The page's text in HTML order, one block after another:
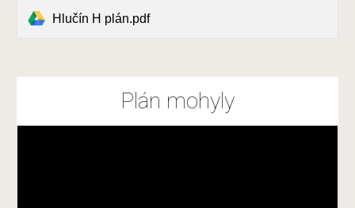
Hlučín H plán.pdf
Plán mohyly